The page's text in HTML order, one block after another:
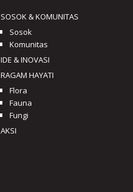
SOSOK & KOMUNITAS
Sosok
Komunitas
IDE & INOVASI
RAGAM HAYATI
Flora
Fauna
Fungi
AKSI